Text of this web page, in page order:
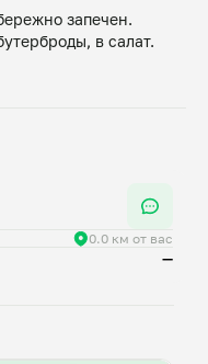
запечен.
0.0 км от вас
—